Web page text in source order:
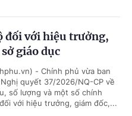
đối với hiệu trưởng,
giáo dục
- Chính phủ vừa ban
quyết 37/2026/NQ-CP về
số lượng và một số chính
với hiệu trưởng, giám đốc,...